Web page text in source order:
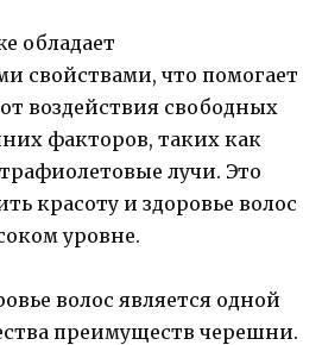
обладает
свойствами, что помогает
воздействия свободных
факторов, таких как
лучи. Это
красоту и здоровье волос
уровне.
волос является одной
преимуществ черешни.